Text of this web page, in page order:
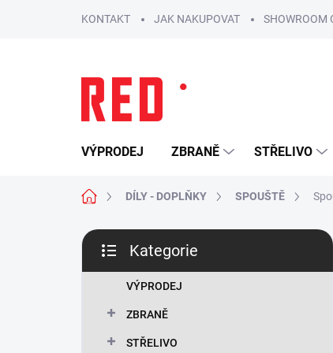
KONTAKT JAK NAKUPOVAT SHOWROOM
VÝPRODEJ ZBRANĚ STŘELIVO
Domů DÍLY - DOPLŇKY SPOUŠTĚ
P
s
kategorie
Kategorie
VÝPRODEJ
ZBRANĚ
STŘELIVO